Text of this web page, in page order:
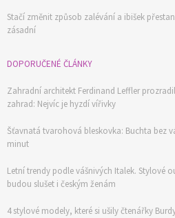
Stačí změnit způsob zalévání a ibišek
zásadní
DOPORUČENÉ ČLÁNKY
Zahradní architekt Ferdinand Leffler
zahrad: Nejvíc je hyzdí vířivky
Šťavnatá tvarohová bleskovka: Buchta bez
minut
Letní trendy podle vášnivých Italek. Stylové
budou slušet i českým ženám
4 stylové modely, které si ušily čtenářky